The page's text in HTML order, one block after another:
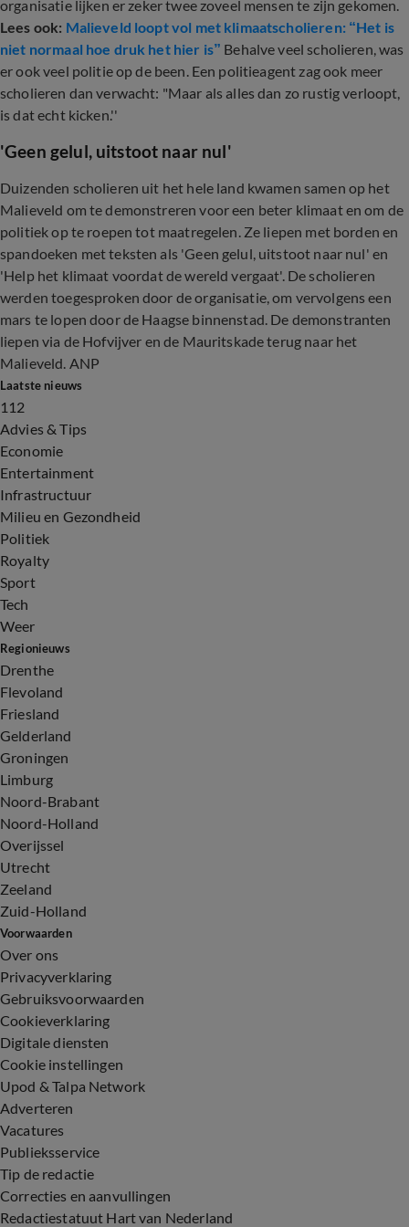
organisatie lijken er zeker twee zoveel mensen te zijn gekomen.
Lees ook: Malieveld loopt vol met klimaatscholieren: “Het is
niet normaal hoe druk het hier is” Behalve veel scholieren, was
er ook veel politie op de been. Een politieagent zag ook meer
scholieren dan verwacht: "Maar als alles dan zo rustig verloopt,
is dat echt kicken.''
'Geen gelul, uitstoot naar nul'
Duizenden scholieren uit het hele land kwamen samen op het
Malieveld om te demonstreren voor een beter klimaat en om de
politiek op te roepen tot maatregelen. Ze liepen met borden en
spandoeken met teksten als 'Geen gelul, uitstoot naar nul' en
'Help het klimaat voordat de wereld vergaat'. De scholieren
werden toegesproken door de organisatie, om vervolgens een
mars te lopen door de Haagse binnenstad. De demonstranten
liepen via de Hofvijver en de Mauritskade terug naar het
Malieveld. ANP
Laatste nieuws
112
Advies & Tips
Economie
Entertainment
Infrastructuur
Milieu en Gezondheid
Politiek
Royalty
Sport
Tech
Weer
Regionieuws
Drenthe
Flevoland
Friesland
Gelderland
Groningen
Limburg
Noord-Brabant
Noord-Holland
Overijssel
Utrecht
Zeeland
Zuid-Holland
Voorwaarden
Over ons
Privacyverklaring
Gebruiksvoorwaarden
Cookieverklaring
Digitale diensten
Cookie instellingen
Upod & Talpa Network
Adverteren
Vacatures
Publieksservice
Tip de redactie
Correcties en aanvullingen
Redactiestatuut Hart van Nederland